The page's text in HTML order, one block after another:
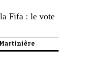
Fifa : le vote